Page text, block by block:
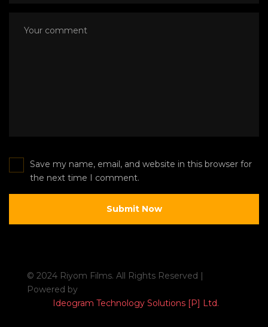
Save my name, email, and website in this browser for
the next time I comment.
© 2024 Riyom Films. All Rights Reserved |
Powered by
Ideogram Technology Solutions [P] Ltd.